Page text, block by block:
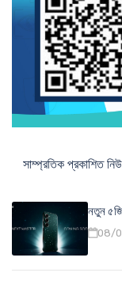
সাম্প্রতিক প্রকাশিত
নতুন
08/